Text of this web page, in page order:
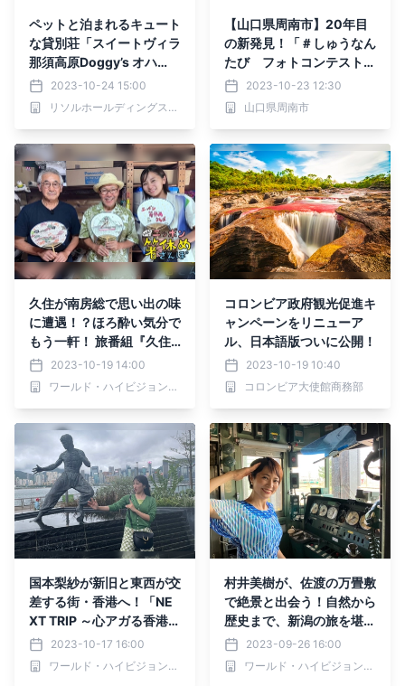
ペットと泊まれるキュート
な貸別荘「スイートヴィラ
那須高原Doggy’s オハ
ナ」11月2日開業
2023-10-24 15:00
リソルホールディングス株式会社
【山口県周南市】20年目
の新発見！「＃しゅうなん
たび フォトコンテスト」
＆「＃しゅなんたび フォ
トレッスン」参加者募集中
2023-10-23 12:30
山口県周南市
久住が南房総で思い出の味
に遭遇！？ほろ酔い気分で
もう一軒！ 旅番組『久住
昌之のニッポン箸休めさん
ぽ』
2023-10-19 14:00
ワールド・ハイビジョン・チャンネル株式会社
コロンビア政府観光促進キ
ャンペーンをリニューア
ル、日本語版ついに公開！
2023-10-19 10:40
コロンビア大使館商務部
国本梨紗が新旧と東西が交
差する街・香港へ！「NE
XT TRIP ～心アガる香港！
ひとり女子旅 前編～」10
月19日(木)夕方6時30分か
らBS12で放送！
2023-10-17 16:00
ワールド・ハイビジョン・チャンネル株式会社
村井美樹が、佐渡の万畳敷
で絶景と出会う！自然から
歴史まで、新潟の旅を堪
能！「NEXT TRIP ～黄金
KAIDO 新潟編～」9月28
日(木)夕方6時30分からB
2023-09-26 16:00
ワールド・ハイビジョン・チャンネル株式会社